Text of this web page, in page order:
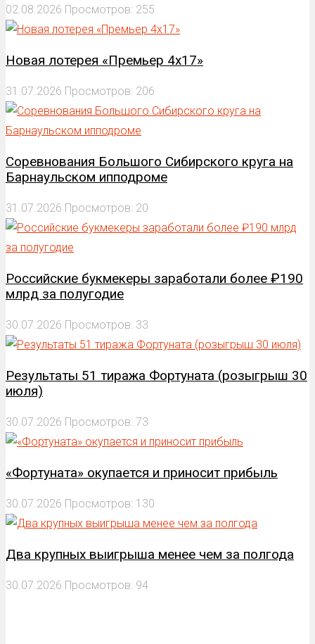
02.08.2026 Просмотров: 255
Новая лотерея «Премьер 4х17»
31.07.2026 Просмотров: 206
Соревнования Большого Сибирского круга на
Барнаульском ипподроме
31.07.2026 Просмотров: 20
Российские букмекеры заработали более ₽190
млрд за полугодие
30.07.2026 Просмотров: 33
Результаты 51 тиража Фортуната (розыгрыш 30
июля)
30.07.2026 Просмотров: 73
«Фортуната» окупается и приносит прибыль
30.07.2026 Просмотров: 130
Два крупных выигрыша менее чем за полгода
30.07.2026 Просмотров: 94